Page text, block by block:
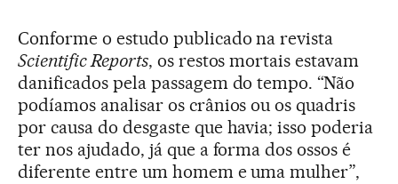
Conforme o estudo publicado na revista
Scientific Reports, os restos mortais estavam
danificados pela passagem do tempo. “Não
podíamos analisar os crânios ou os quadris
por causa do desgaste que havia; isso poderia
ter nos ajudado, já que a forma dos ossos é
diferente entre um homem e uma mulher”,